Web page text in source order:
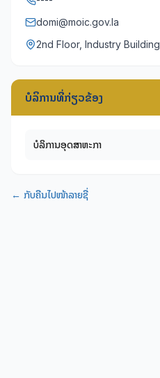
domi@moic.gov.la
2nd Floor, Industry Building
ບໍລິການທີ່ກ່ຽວຂ້ອງ
ບໍລິການອຸດສາຫະກຳ
← ກັບຄືນໄປໜ້າລາຍຊື່